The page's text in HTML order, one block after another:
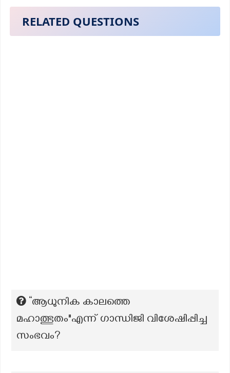
RELATED QUESTIONS
“ആധുനിക കാലത്തെ
മഹാത്ഭുതം"എന്ന് ഗാന്ധിജി വിശേഷിപ്പിച്ച
സംഭവം?